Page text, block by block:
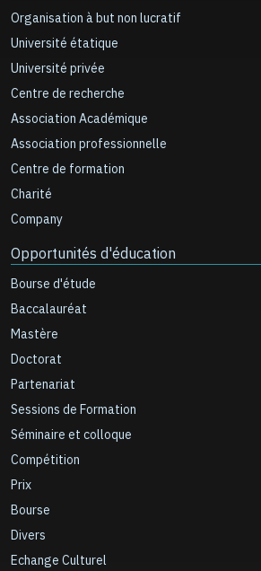
Organisation à but non lucratif
Université étatique
Université privée
Centre de recherche
Association Académique
Association professionnelle
Centre de formation
Charité
Company
Opportunités d'éducation
Bourse d'étude
Baccalauréat
Mastère
Doctorat
Partenariat
Sessions de Formation
Séminaire et colloque
Compétition
Prix
Bourse
Divers
Echange Culturel